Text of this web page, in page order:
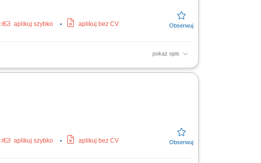
aplikuj szybko aplikuj bez CV
pokaż opis
nowych oraz wymiana starych instalacji wodno-
aplikuj szybko aplikuj bez CV